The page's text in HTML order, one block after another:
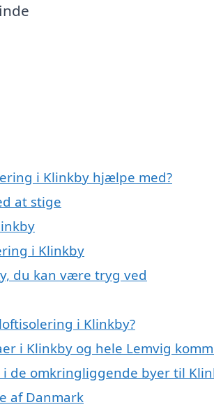
i Klinkby hjælpe med?
at stige
i Klinkby
du kan være tryg ved
i Klinkby?
i Klinkby og hele Lemvig
de omkringliggende byer til
af Danmark